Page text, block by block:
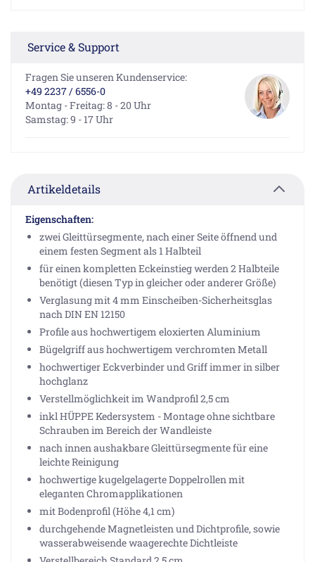
Service & Support
Fragen Sie unseren Kundenservice:
+49 2237 / 6556-0
Montag - Freitag: 8 - 20 Uhr
Samstag: 9 - 17 Uhr
Artikeldetails
Eigenschaften:
zwei Gleittürsegmente, nach einer Seite öffnend und
einem festen Segment als 1 Halbteil
für einen kompletten Eckeinstieg werden 2 Halbteile
benötigt (diesen Typ in gleicher oder anderer Größe)
Verglasung mit 4 mm Einscheiben-Sicherheitsglas
nach DIN EN 12150
Profile aus hochwertigem eloxierten Aluminium
Bügelgriff aus hochwertigem verchromten Metall
hochwertiger Eckverbinder und Griff immer in silber
hochglanz
Verstellmöglichkeit im Wandprofil 2,5 cm
inkl HÜPPE Kedersystem - Montage ohne sichtbare
Schrauben im Bereich der Wandleiste
nach innen aushakbare Gleittürsegmente für eine
leichte Reinigung
hochwertige kugelgelagerte Doppelrollen mit
eleganten Chromapplikationen
mit Bodenprofil (Höhe 4,1 cm)
durchgehende Magnetleisten und Dichtprofile, sowie
wasserabweisende waagerechte Dichtleiste